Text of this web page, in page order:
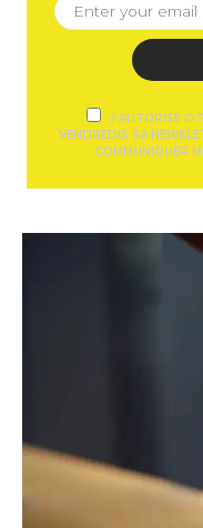
J'AUTORISE
VENDREDIS SA
COMMUNIQUER